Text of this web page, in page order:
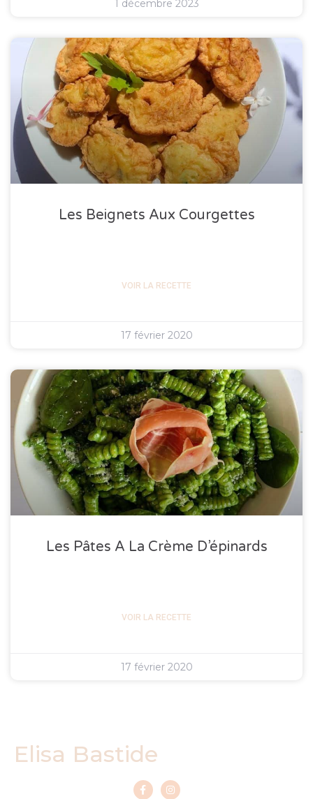
1 décembre 2023
Les Beignets Aux Courgettes
VOIR LA RECETTE
17 février 2020
Les Pâtes A La Crème D’épinards
VOIR LA RECETTE
17 février 2020
Elisa Bastide
F
a
I
n